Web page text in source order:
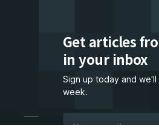
Get articles
in your inbox
Sign up today and
week.